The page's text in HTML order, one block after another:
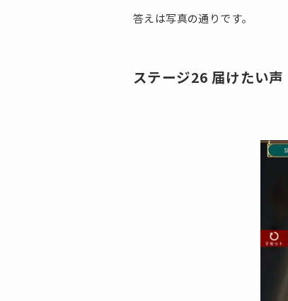
答えは写真の通りです。
ステージ26 届けたい声